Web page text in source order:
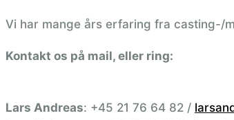
Vi har mange års erfaring fra casting-/
Kontakt os på mail, eller ring:
Lars Andreas: +45 21 76 64 82 /